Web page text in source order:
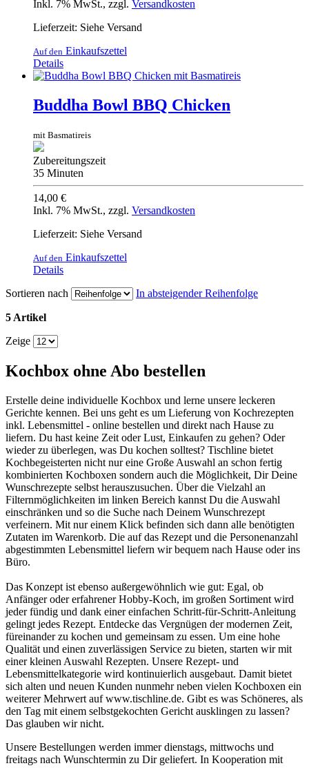
Inkl. 7% MwSt., zzgl. Versandkosten
Lieferzeit: Siehe Versand
Auf den Einkaufszettel
Details
Buddha Bowl BBQ Chicken
mit Basmatireis
Zubereitungszeit
35 Minuten
14,00 €
Inkl. 7% MwSt., zzgl. Versandkosten
Lieferzeit: Siehe Versand
Auf den Einkaufszettel
Details
Sortieren nach
In absteigender Reihenfolge
5 Artikel
Zeige
Kochbox ohne Abo bestellen
Erstelle deine individuelle Kochbox und lerne unsere leckeren
Gerichte kennen. Bei uns geht es um Lieferung von Kochrezepten
inkl. Lebensmittel - online bestellen und direkt nach Hause zu
liefern. Du hast keine Zeit oder Lust, Einkaufen zu gehen? Oder
wieder zu überlegen, was Du kochen solltest? Tischline bietet
Kochbegeisterten nicht nur eine Große Auswahl an schon fertig
kombinierten Kochboxen sondern auch die Möglichkeit, Dir Deine
Wunschrezepte selbst herauszusuchen. Über die Vielzahl an
Filternmöglichkeiten im linken Bereich kannst Du die Auswahl
einschränken und so die Suche nach Deinem Wunschrezept
verfeinern. Mit nur einem Klick befinden sich dann alle benötigten
Zutaten im Warenkorb. Die auf das Rezept und die Personenanzahl
abgestimmten Lebensmittel liefern wir bequem nach Hause oder ins
Büro.
Das Konzept ist ebenso außergewöhnlich wie gut: Egal, ob
Anfänger oder erfahrener Hobby-Koch, im großen Sortiment wird
jeder fündig und dank einer einfachen Schritt-für-Schritt-Anleitung
gelingt jedes Rezept. Entdecke das Vergnügen der modernen Zeit,
füreinander zu kochen und gemeinsam zu essen. Um eine hohe
Qualität und einen zuverlässigen Service zu bieten, starten wir mit
einer kleinen Auswahl Rezepten. Unsere Rezept- und
Lebensmittelkategorie wird kontinuierlich ausgebaut. Damit bietet
sich alten und neuen Kunden nunmehr neben vielen Kochboxen ein
weiterer Mehrwert auf www.tischline.de. Gibt es was Schöneres, als
den Tag mit einem selbstgekochten Gericht ausklingen zu lassen?
Das glauben wir nicht.
Unsere Bestellungen werden immer dienstags, mittwochs und
freitags nach Wunschtermin zu Dir geliefert. In Kooperation mit